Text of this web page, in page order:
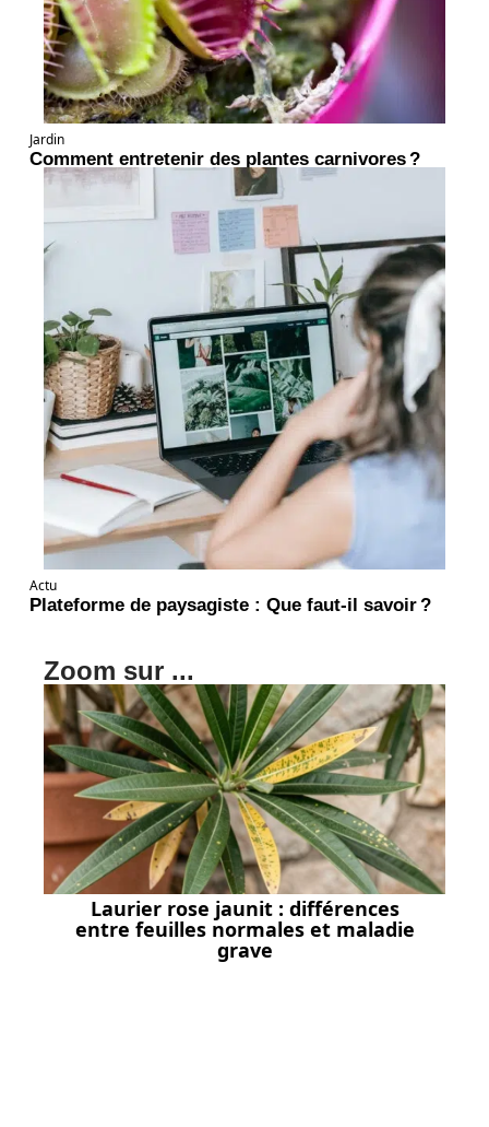
Jardin
Comment entretenir des plantes carnivores ?
Actu
Plateforme de paysagiste : Que faut-il savoir ?
Zoom sur ...
Laurier rose jaunit : différences
entre feuilles normales et maladie
grave